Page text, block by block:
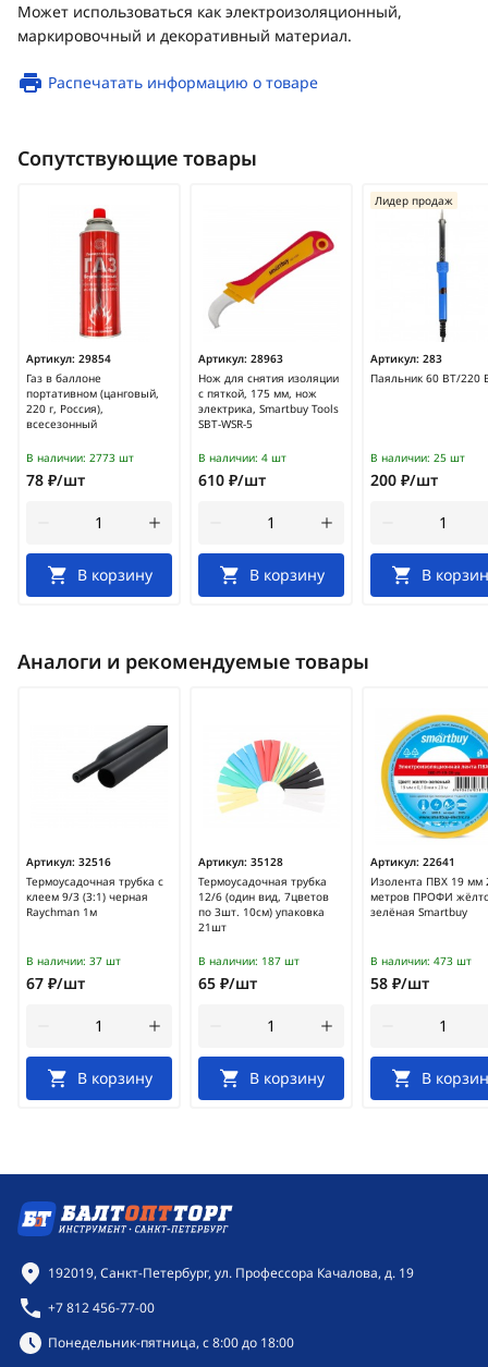
Может использоваться как электроизоляционный,
маркировочный и декоративный материал.
Распечатать информацию о товаре
Сопутствующие товары
Артикул: 29854
Газ в баллоне
портативном (цанговый,
220 г, Россия),
всесезонный
В наличии: 2773 шт
78 ₽/шт
В корзину
Артикул: 28963
Нож для снятия изоляции
с пяткой, 175 мм, нож
электрика, Smartbuy Tools
SBT-WSR-5
В наличии: 4 шт
610 ₽/шт
В корзину
Артикул: 283
Паяльник 60 ВТ/220
Лидер продаж
В наличии: 25 шт
200 ₽/шт
В
Аналоги и рекомендуемые товары
Артикул: 32516
Термоусадочная трубка с
клеем 9/3 (3:1) черная
Raychman 1м
В наличии: 37 шт
67 ₽/шт
В корзину
Артикул: 35128
Термоусадочная трубка
12/6 (один вид, 7цветов
по 3шт. 10см) упаковка
21шт
В наличии: 187 шт
65 ₽/шт
В корзину
Артикул: 22641
Изолента ПВХ 19 мм
метров ПРОФИ
зелёная Smartbuy
В наличии: 473 шт
58 ₽/шт
В
Контактная информация
192019, Санкт-Петербург, ул. Профессора Качалова, д. 19
+7 812 456-77-00
Режим работы:
Понедельник-пятница, с 8:00 до 18:00